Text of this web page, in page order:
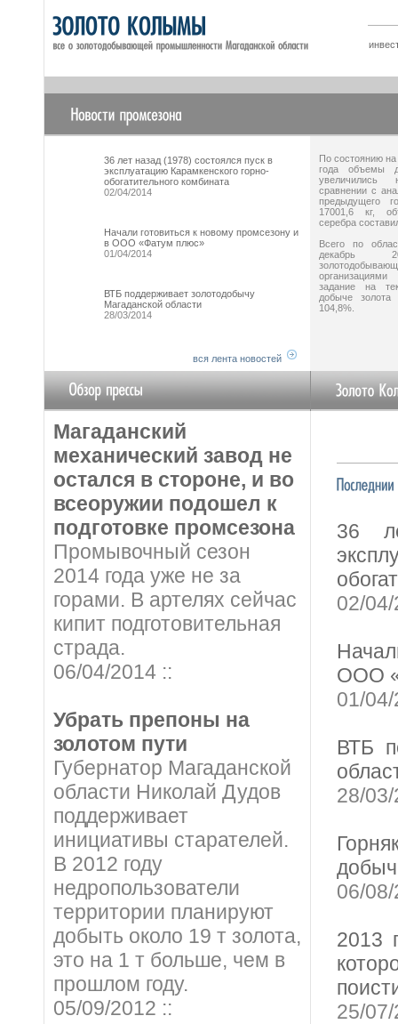
36 лет назад (1978) состоялся пуск в
эксплуатацию Карамкенского горно-
обогатительного комбината
02/04/2014
Начали готовиться к новому промсезону и
в ООО «Фатум плюс»
01/04/2014
ВТБ поддерживает золотодобычу
Магаданской области
28/03/2014
вся лента новостей
По состоянию
года объемы
сравнении с
предыдущего
17001,6 кг,
серебра
Всего по
декабрь
задание на
добыче
104,8%.
Магаданский
механический завод не
остался в стороне, и во
всеоружии подошел к
подготовке промсезона
Промывочный сезон
2014 года уже не за
горами. В артелях сейчас
кипит подготовительная
страда.
06/04/2014 ::
Убрать препоны на
золотом пути
Губернатор Магаданской
области Николай Дудов
поддерживает
инициативы старателей.
В 2012 году
недропользователи
территории планируют
добыть около 19 т золота,
это на 1 т больше, чем в
прошлом году.
05/09/2012 ::
36
02/
ООО
01/
ВТБ
28/
06/
2013
25/